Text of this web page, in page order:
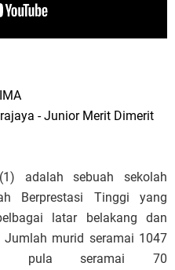
- Junior Merit Dimerit
adalah sebuah sekolah
Berprestasi Tinggi yang
latar belakang dan
murid seramai 1047
pula seramai 70